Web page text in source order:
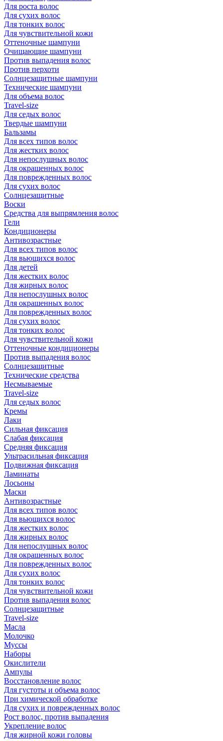
Для роста волос
Для сухих волос
Для тонких волос
Для чувствительной кожи
Оттеночные шампуни
Очищающие шампуни
Против выпадения волос
Против перхоти
Солнцезащитные шампуни
Технические шампуни
Для объема волос
Travel-size
Для седых волос
Твердые шампуни
Бальзамы
Для всех типов волос
Для жестких волос
Для непослушных волос
Для окрашенных волос
Для поврежденных волос
Для сухих волос
Солнцезащитные
Воски
Средства для выпрямления волос
Гели
Кондиционеры
Антивозрастные
Для всех типов волос
Для вьющихся волос
Для детей
Для жестких волос
Для жирных волос
Для непослушных волос
Для окрашенных волос
Для поврежденных волос
Для сухих волос
Для тонких волос
Для чувствительной кожи
Оттеночные кондиционеры
Против выпадения волос
Солнцезащитные
Технические средства
Несмываемые
Travel-size
Для седых волос
Кремы
Лаки
Сильная фиксация
Слабая фиксация
Средняя фиксация
Ультрасильная фиксация
Подвижная фиксация
Ламинаты
Лосьоны
Маски
Антивозрастные
Для всех типов волос
Для вьющихся волос
Для жестких волос
Для жирных волос
Для непослушных волос
Для окрашенных волос
Для поврежденных волос
Для сухих волос
Для тонких волос
Для чувствительной кожи
Против выпадения волос
Солнцезащитные
Travel-size
Масла
Молочко
Муссы
Наборы
Окислители
Ампулы
Восстановление волос
Для густоты и объема волос
При химической обработке
Для сухих и поврежденных волос
Рост волос, против выпадения
Укрепление волос
Для жирной кожи головы